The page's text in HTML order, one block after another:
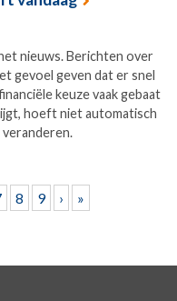
nieuws. Berichten over
gevoel geven dat er snel
keuze vaak gebaat
hoeft niet automatisch
8 9 › »